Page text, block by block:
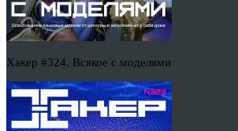
Хакер #324. Всякое с моделями